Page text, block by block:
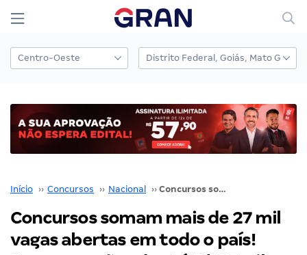
Início ›› Concursos ›› Nacional ›› Concursos somam mais de 27 mil vagas abertas em todo o país! Remunerações de até R$ 27 mil
Concursos somam mais de 27 mil
vagas abertas em todo o país!